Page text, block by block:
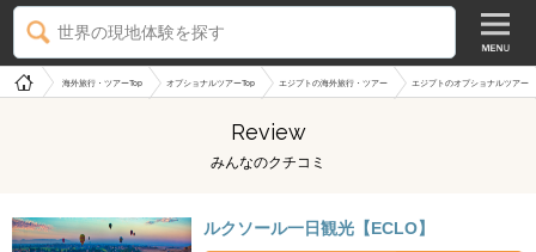
世界の現地体験を探す
海外旅行・ツアーTop オプショナルツアーTop エジプトの海外旅行・ツアー エジプトのオプショナルツアー
Review
みんなのクチコミ
ルクソール一日観光【ECLO】